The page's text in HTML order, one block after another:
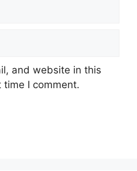
and website in this
I comment.